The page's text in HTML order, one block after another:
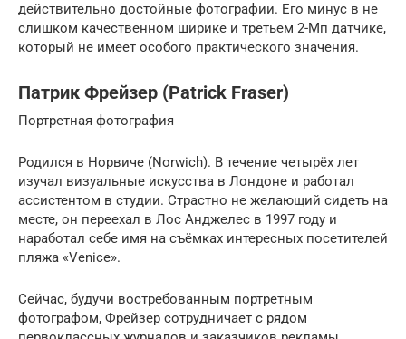
действительно достойные фотографии. Его минус в не
слишком качественном ширике и третьем 2-Мп датчике,
который не имеет особого практического значения.
Патрик Фрейзер (Patrick Fraser)
Портретная фотография
Родился в Норвиче (Norwich). В течение четырёх лет
изучал визуальные искусства в Лондоне и работал
ассистентом в студии. Страстно не желающий сидеть на
месте, он переехал в Лос Анджелес в 1997 году и
наработал себе имя на съёмках интересных посетителей
пляжа «Venice».
Сейчас, будучи востребованным портретным
фотографом, Фрейзер сотрудничает с рядом